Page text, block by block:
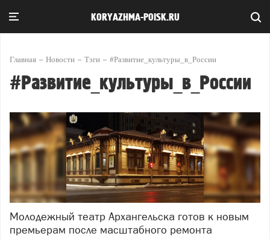
KORYAZHMA-POISK.RU
Главная Новости Тэги #Развитие_культуры_в_России
#Развитие_культуры_в_России
Молодежный театр Архангельска готов к новым
премьерам после масштабного ремонта